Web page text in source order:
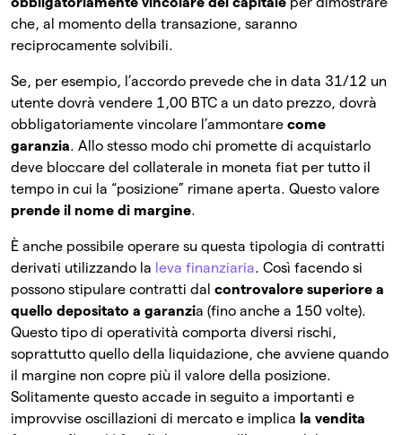
che, al momento della transazione, saranno
reciprocamente solvibili.
Se, per esempio, l’accordo prevede che in data 31/12 un
utente dovrà vendere 1,00 BTC a un dato prezzo, dovrà
obbligatoriamente vincolare l’ammontare come
garanzia. Allo stesso modo chi promette di acquistarlo
deve bloccare del collaterale in moneta fiat per tutto il
tempo in cui la “posizione” rimane aperta. Questo valore
prende il nome di margine.
È anche possibile operare su questa tipologia di contratti
derivati utilizzando la leva finanziaria. Così facendo si
possono stipulare contratti dal controvalore superiore a
quello depositato a garanzia (fino anche a 150 volte).
Questo tipo di operatività comporta diversi rischi,
soprattutto quello della liquidazione, che avviene quando
il margine non copre più il valore della posizione.
Solitamente questo accade in seguito a importanti e
improvvise oscillazioni di mercato e implica la vendita